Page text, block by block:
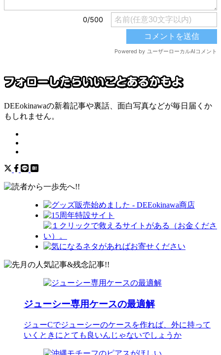
DEEokinawaの新着記事や裏話、面白写真などが毎日届くか
もしれません。
ジューシー専用ケースの最適解
ジューCでジューシーのケースを作れば、外に持って
いくときにとても良いんじゃないでしょうか